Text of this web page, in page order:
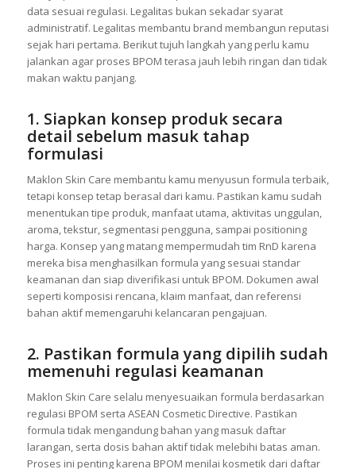
pengurusan BPOM, tetapi penting juga memahami alur
dasarnya. Tujuannya agar kamu bisa mengawasi progres,
menyiapkan dokumen lebih cepat, dan memastikan semua
data sesuai regulasi. Legalitas bukan sekadar syarat
administratif. Legalitas membantu brand membangun reputasi
makan waktu panjang.
1. Siapkan konsep produk secara
detail sebelum masuk tahap
formulasi
Maklon Skin Care membantu kamu menyusun formula terbaik,
tetapi konsep tetap berasal dari kamu. Pastikan kamu sudah
menentukan tipe produk, manfaat utama, aktivitas unggulan,
aroma, tekstur, segmentasi pengguna, sampai positioning
harga. Konsep yang matang mempermudah tim RnD karena
mereka bisa menghasilkan formula yang sesuai standar
bahan aktif memengaruhi kelancaran pengajuan.
2. Pastikan formula yang dipilih sudah
memenuhi regulasi keamanan
Maklon Skin Care selalu menyesuaikan formula berdasarkan
regulasi BPOM serta ASEAN Cosmetic Directive. Pastikan